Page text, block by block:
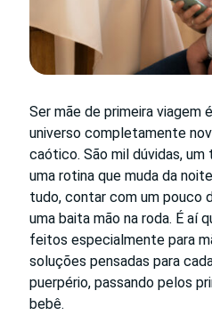
Ser mãe de primeira viagem
universo completamente
caótico. São mil dúvidas,
uma rotina que muda da
tudo, contar com um pouco
uma baita mão na roda. É aí
feitos especialmente para
soluções pensadas para
puerpério, passando pelos
bebê.